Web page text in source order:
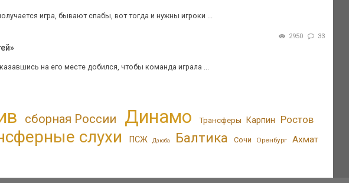
игра, бывают спабы, вот тогда и нужны игроки ...
2950 33
на его месте добился, чтобы команда играла ...
сборная России Динамо Трансферы Карпин Ростов
слухи ПСЖ Дзюба Балтика Сочи Оренбург Ахмат